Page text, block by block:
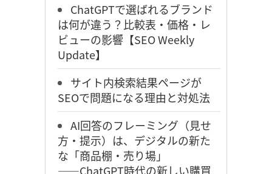
ChatGPTで選ばれるブランド
は何が違う？比較表・価格・レ
ビューの影響【SEO Weekly
Update】
サイト内検索結果ページが
SEOで問題になる理由と対処法
AI回答のフレーミング（見せ
方・提示）は、デジタルの新た
な「商品棚・売り場」
――ChatGPT時代の新しい購買